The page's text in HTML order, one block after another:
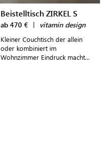
Beistelltisch ZIRKEL S
ab 470 € | vitamin design
Kleiner Couchtisch der allein
oder kombiniert im
Wohnzimmer Eindruck macht